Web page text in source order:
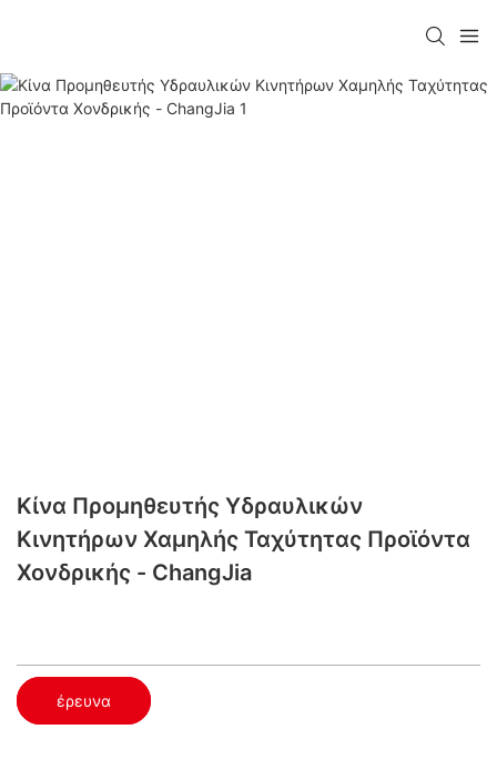
Κίνα Προμηθευτής Υδραυλικών
Κινητήρων Χαμηλής Ταχύτητας​ Προϊόντα
Χονδρικής - ChangJia
έρευνα